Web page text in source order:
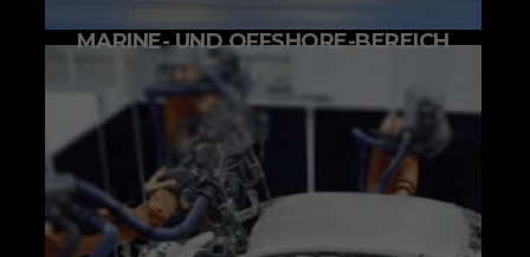
MARINE- UND OFFSHORE-BEREICH